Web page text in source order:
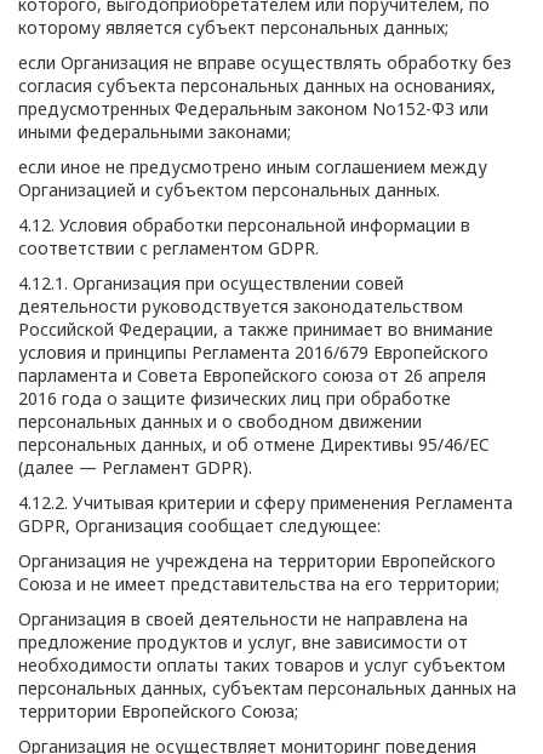
которому является субъект персональных данных;
если Организация не вправе осуществлять обработку без
согласия субъекта персональных данных на основаниях,
предусмотренных Федеральным законом No152-ФЗ или
иными федеральными законами;
если иное не предусмотрено иным соглашением между
Организацией и субъектом персональных данных.
4.12. Условия обработки персональной информации в
соответствии с регламентом GDPR.
4.12.1. Организация при осуществлении совей
деятельности руководствуется законодательством
Российской Федерации, а также принимает во внимание
условия и принципы Регламента 2016/679 Европейского
парламента и Совета Европейского союза от 26 апреля
2016 года о защите физических лиц при обработке
персональных данных и о свободном движении
персональных данных, и об отмене Директивы 95/46/EC
(далее — Регламент GDPR).
4.12.2. Учитывая критерии и сферу применения Регламента
GDPR, Организация сообщает следующее:
Организация не учреждена на территории Европейского
Союза и не имеет представительства на его территории;
Организация в своей деятельности не направлена на
предложение продуктов и услуг, вне зависимости от
необходимости оплаты таких товаров и услуг субъектом
персональных данных, субъектам персональных данных на
территории Европейского Союза;
Организация не осуществляет мониторинг поведения